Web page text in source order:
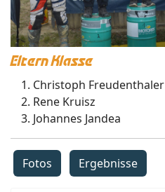
Eltern Klasse
Christoph Freudenthaler
Rene Kruisz
Johannes Jandea
Fotos Ergebnisse